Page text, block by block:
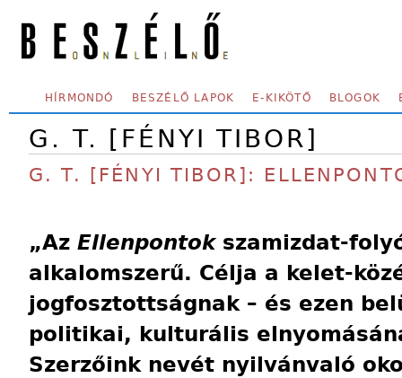
SECONDARY MENU
HÍRMONDÓ BESZÉLŐ LAPOK E-KIKÖTŐ BLOGOK
G. T. [FÉNYI TIBOR]
G. T. [FÉNYI TIBOR]:
„Az Ellenpontok szamizdat-
alkalomszerű. Célja a kelet-
jogfosztottságnak – és ezen
politikai, kulturális
Szerzőink nevét nyilvánvaló